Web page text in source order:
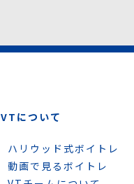
VTについて
ハリウッド式ボイトレ
動画で見るボイトレ